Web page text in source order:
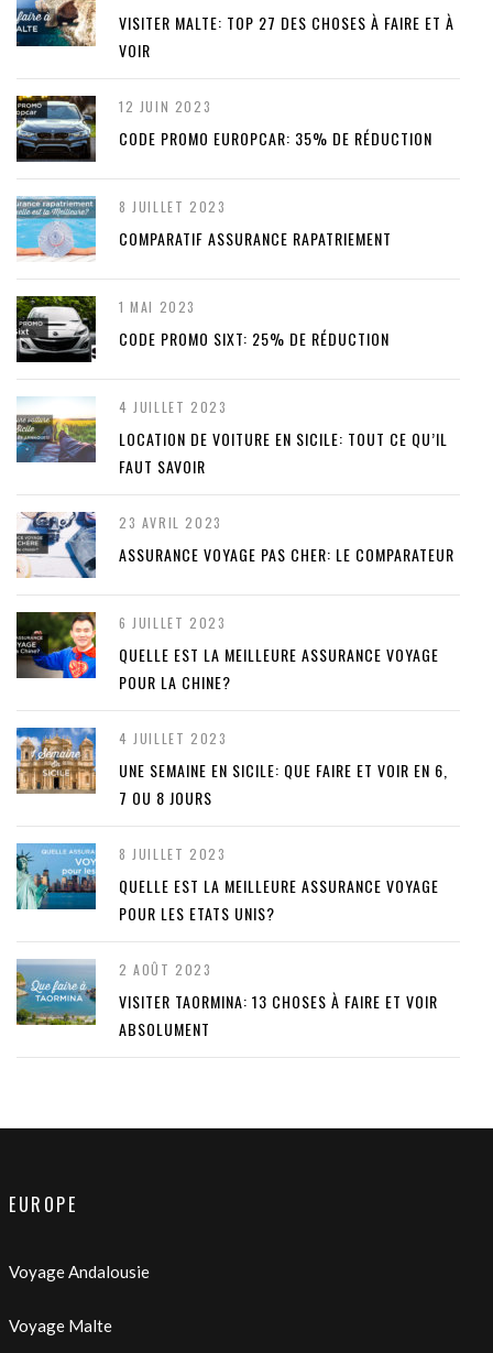
VISITER MALTE: TOP 27 DES CHOSES À FAIRE ET À
VOIR
12 JUIN 2023
CODE PROMO EUROPCAR: 35% DE RÉDUCTION
8 JUILLET 2023
COMPARATIF ASSURANCE RAPATRIEMENT
1 MAI 2023
CODE PROMO SIXT: 25% DE RÉDUCTION
4 JUILLET 2023
LOCATION DE VOITURE EN SICILE: TOUT CE QU’IL
FAUT SAVOIR
23 AVRIL 2023
ASSURANCE VOYAGE PAS CHER: LE COMPARATEUR
6 JUILLET 2023
QUELLE EST LA MEILLEURE ASSURANCE VOYAGE
POUR LA CHINE?
4 JUILLET 2023
UNE SEMAINE EN SICILE: QUE FAIRE ET VOIR EN 6,
7 OU 8 JOURS
8 JUILLET 2023
QUELLE EST LA MEILLEURE ASSURANCE VOYAGE
POUR LES ETATS UNIS?
2 AOÛT 2023
VISITER TAORMINA: 13 CHOSES À FAIRE ET VOIR
ABSOLUMENT
EUROPE
Voyage Andalousie
Voyage Malte